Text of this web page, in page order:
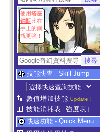
使用塔座
鋼瓶比在
手上的鋼
瓶更強！
技能快查 - Skill Jump
數值增加技能 Update !
技能消耗表 [強度表]
快速功能 - Quick Menu